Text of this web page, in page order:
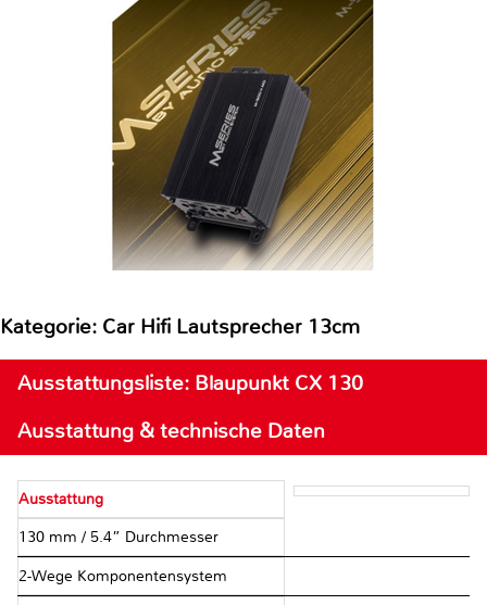
Kategorie: Car Hifi Lautsprecher 13cm
Ausstattungsliste: Blaupunkt CX 130
Ausstattung & technische Daten
Ausstattung
130 mm / 5.4” Durchmesser
2-Wege Komponentensystem